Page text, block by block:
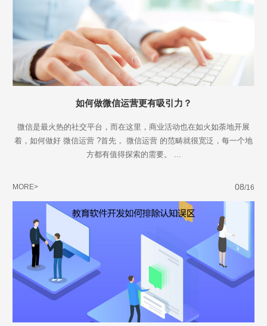
如何做微信运营更有吸引力？
微信是最火热的社交平台，而在这里，商业活动也在如火如荼地开展
着，如何做好 微信运营 ?首先， 微信运营 的范畴就很宽泛，每一个地
方都有值得探索的需要。 ...
MORE> 08/16